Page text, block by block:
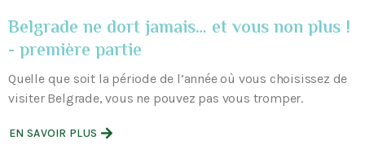
Belgrade ne dort jamais… et vous non plus !
- première partie
Quelle que soit la période de l’année où vous choisissez de
visiter Belgrade, vous ne pouvez pas vous tromper.
EN SAVOIR PLUS